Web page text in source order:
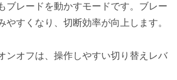
ブレードを動かすモードです。 ブレー
やすくなり、切断効率が向上 します。
ンオフは、操作しやすい切り替えレバ